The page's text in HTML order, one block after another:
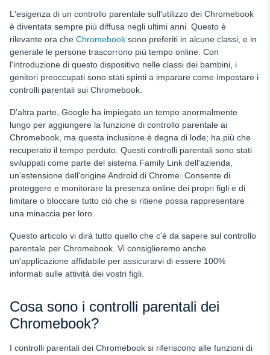
L'esigenza di un controllo parentale sull'utilizzo dei Chromebook
è diventata sempre più diffusa negli ultimi anni. Questo è
rilevante ora che Chromebook sono preferiti in alcune classi, e in
generale le persone trascorrono più tempo online. Con
l'introduzione di questo dispositivo nelle classi dei bambini, i
genitori preoccupati sono stati spinti a imparare come impostare i
controlli parentali sui Chromebook.
D'altra parte, Google ha impiegato un tempo anormalmente
lungo per aggiungere la funzione di controllo parentale ai
Chromebook, ma questa inclusione è degna di lode; ha più che
recuperato il tempo perduto. Questi controlli parentali sono stati
sviluppati come parte del sistema Family Link dell'azienda,
un'estensione dell'origine Android di Chrome. Consente di
proteggere e monitorare la presenza online dei propri figli e di
limitare o bloccare tutto ciò che si ritiene possa rappresentare
una minaccia per loro.
Questo articolo vi dirà tutto quello che c'è da sapere sul controllo
parentale per Chromebook. Vi consiglieremo anche
un'applicazione affidabile per assicurarvi di essere 100%
informati sulle attività dei vostri figli.
Cosa sono i controlli parentali dei
Chromebook?
I controlli parentali dei Chromebook si riferiscono alle funzioni di